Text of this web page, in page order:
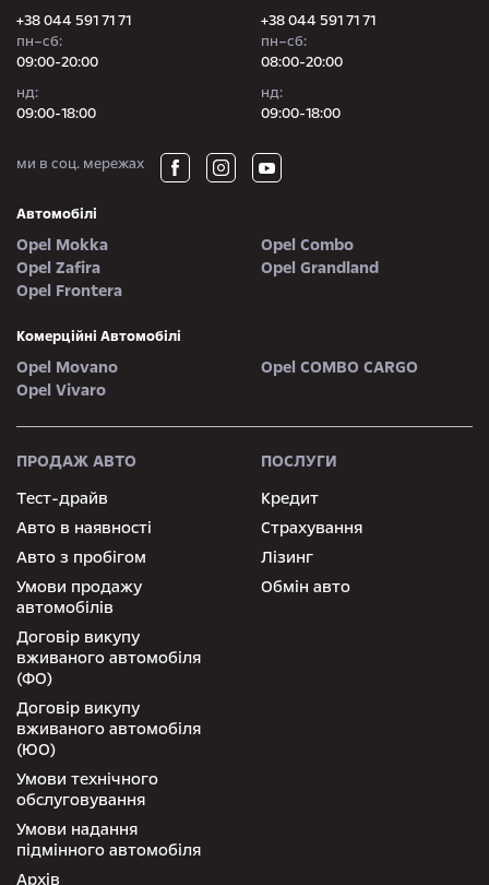
+38 044 591 71 71
пн–сб:
09:00-20:00
нд:
09:00-18:00
+38 044 591 71 71
пн–сб:
08:00-20:00
нд:
09:00-18:00
ми в соц. мережах
Автомобілі
Opel Mokka
Opel Combo
Opel Zafira
Opel Grandland
Opel Frontera
Комерційні Автомобілі
Opel Movano
Opel COMBO CARGO
Opel Vivaro
ПРОДАЖ АВТО
Тест-драйв
Авто в наявності
Авто з пробігом
Умови продажу
автомобілів
Договір викупу
вживаного автомобіля
(ФО)
Договір викупу
вживаного автомобіля
(ЮО)
Умови технічного
обслуговування
Умови надання
підмінного автомобіля
Архів
ПОСЛУГИ
Кредит
Страхування
Лізинг
Обмін авто